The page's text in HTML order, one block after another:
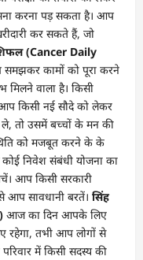
करना पड़ सकता है। आप
कर सकते हैं, जो
(Cancer Daily
कामों को पूरा करने
मिलने वाला है। किसी
किसी नई सौदे को लेकर
तो उसमें बच्चों के मन की
को मजबूत करने के के
निवेश संबंधी योजना का
आप किसी सरकारी
आप सावधानी बरतें। सिंह
आज का दिन आपके लिए
रहेगा, तभी आप लोगों से
में किसी सदस्य की